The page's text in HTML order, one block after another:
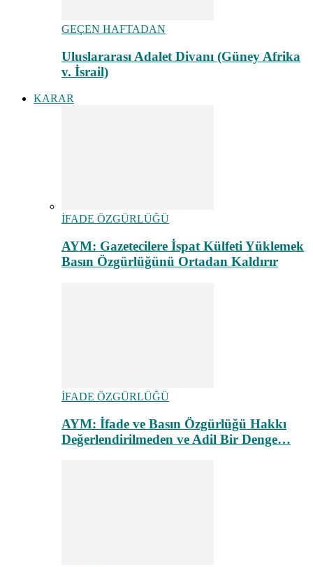
GEÇEN HAFTADAN
Uluslararası Adalet Divanı (Güney Afrika
v. İsrail)
KARAR
İFADE ÖZGÜRLÜĞÜ
AYM: Gazetecilere İspat Külfeti Yüklemek
Basın Özgürlüğünü Ortadan Kaldırır
İFADE ÖZGÜRLÜĞÜ
AYM: İfade ve Basın Özgürlüğü Hakkı
Değerlendirilmeden ve Adil Bir Denge…